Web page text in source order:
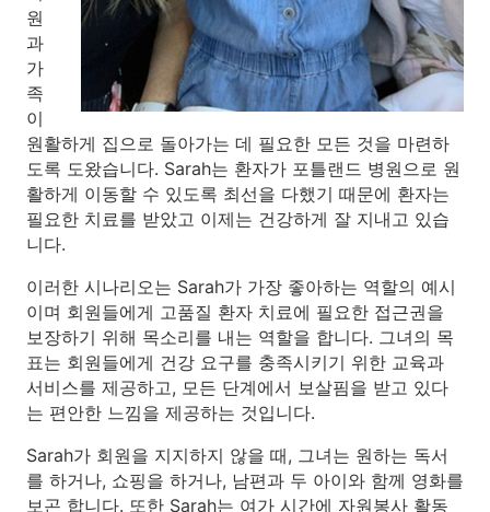
원
과
가
족
이
원활하게 집으로 돌아가는 데 필요한 모든 것을 마련하
도록 도왔습니다. Sarah는 환자가 포틀랜드 병원으로 원
활하게 이동할 수 있도록 최선을 다했기 때문에 환자는
필요한 치료를 받았고 이제는 건강하게 잘 지내고 있습
니다.
이러한 시나리오는 Sarah가 가장 좋아하는 역할의 예시
이며 회원들에게 고품질 환자 치료에 필요한 접근권을
보장하기 위해 목소리를 내는 역할을 합니다. 그녀의 목
표는 회원들에게 건강 요구를 충족시키기 위한 교육과
서비스를 제공하고, 모든 단계에서 보살핌을 받고 있다
는 편안한 느낌을 제공하는 것입니다.
Sarah가 회원을 지지하지 않을 때, 그녀는 원하는 독서
를 하거나, 쇼핑을 하거나, 남편과 두 아이와 함께 영화를
보곤 합니다. 또한 Sarah는 여가 시간에 자원봉사 활동